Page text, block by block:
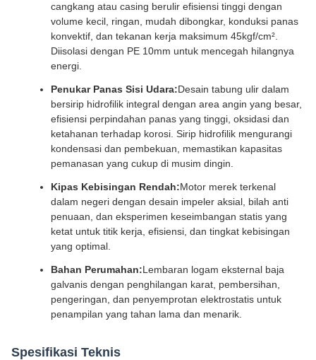
cangkang atau casing berulir efisiensi tinggi dengan
volume kecil, ringan, mudah dibongkar, konduksi panas
konvektif, dan tekanan kerja maksimum 45kgf/cm².
Diisolasi dengan PE 10mm untuk mencegah hilangnya
energi.
Penukar Panas Sisi Udara:Desain tabung ulir dalam
bersirip hidrofilik integral dengan area angin yang besar,
efisiensi perpindahan panas yang tinggi, oksidasi dan
ketahanan terhadap korosi. Sirip hidrofilik mengurangi
kondensasi dan pembekuan, memastikan kapasitas
pemanasan yang cukup di musim dingin.
Kipas Kebisingan Rendah:Motor merek terkenal
dalam negeri dengan desain impeler aksial, bilah anti
penuaan, dan eksperimen keseimbangan statis yang
ketat untuk titik kerja, efisiensi, dan tingkat kebisingan
yang optimal.
Bahan Perumahan:Lembaran logam eksternal baja
galvanis dengan penghilangan karat, pembersihan,
pengeringan, dan penyemprotan elektrostatis untuk
penampilan yang tahan lama dan menarik.
Spesifikasi Teknis